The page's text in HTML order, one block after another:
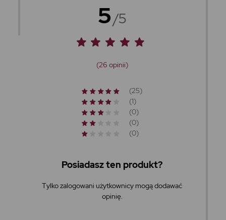
5/5
(26 opinii)
(25)
(1)
(0)
(0)
(0)
Posiadasz ten produkt?
Tylko zalogowani użytkownicy mogą dodawać
opinię.